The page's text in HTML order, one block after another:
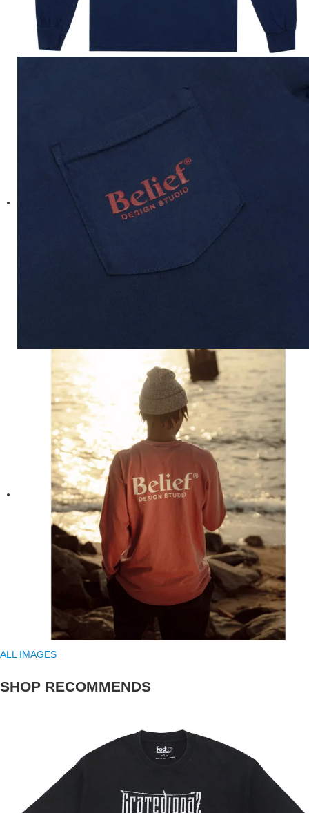
ALL IMAGES
SHOP RECOMMENDS